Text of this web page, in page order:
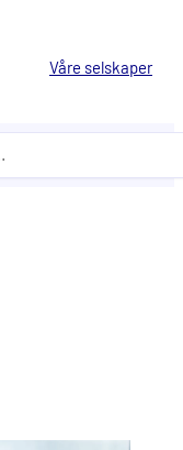
Våre selskaper